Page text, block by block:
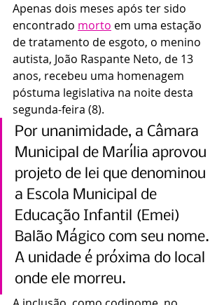
Apenas dois meses após ter sido
encontrado morto em uma estação
de tratamento de esgoto, o menino
autista, João Raspante Neto, de 13
anos, recebeu uma homenagem
póstuma legislativa na noite desta
segunda-feira (8).
Por unanimidade, a Câmara
Municipal de Marília aprovou
projeto de lei que denominou
a Escola Municipal de
Educação Infantil (Emei)
Balão Mágico com seu nome.
A unidade é próxima do local
onde ele morreu.